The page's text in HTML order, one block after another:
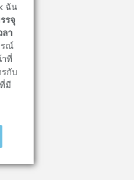
ฉัน
รจุ
า
รณ์
ที่
กับ
มี